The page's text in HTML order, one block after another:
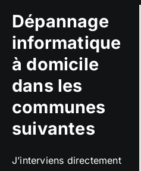
Dépannage
informatique
à domicile
dans les
communes
suivantes
J’interviens directement